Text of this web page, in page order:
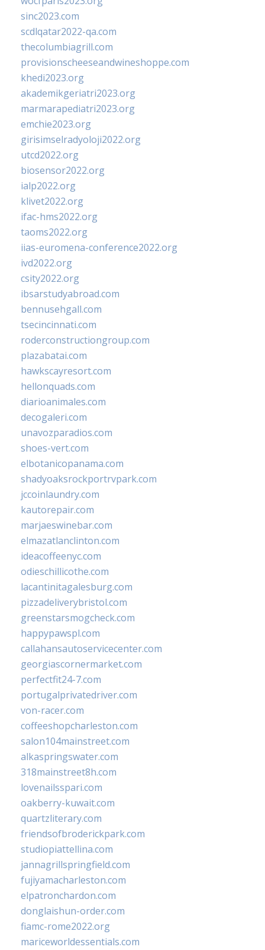
sinc2023.com
scdlqatar2022-qa.com
thecolumbiagrill.com
provisionscheeseandwineshoppe.com
khedi2023.org
akademikgeriatri2023.org
marmarapediatri2023.org
emchie2023.org
girisimselradyoloji2022.org
utcd2022.org
biosensor2022.org
ialp2022.org
klivet2022.org
ifac-hms2022.org
taoms2022.org
iias-euromena-conference2022.org
ivd2022.org
csity2022.org
ibsarstudyabroad.com
bennusehgall.com
tsecincinnati.com
roderconstructiongroup.com
plazabatai.com
hawkscayresort.com
hellonquads.com
diarioanimales.com
decogaleri.com
unavozparadios.com
shoes-vert.com
elbotanicopanama.com
shadyoaksrockportrvpark.com
jccoinlaundry.com
kautorepair.com
marjaeswinebar.com
elmazatlanclinton.com
ideacoffeenyc.com
odieschillicothe.com
lacantinitagalesburg.com
pizzadeliverybristol.com
greenstarsmogcheck.com
happypawspl.com
callahansautoservicecenter.com
georgiascornermarket.com
perfectfit24-7.com
portugalprivatedriver.com
von-racer.com
coffeeshopcharleston.com
salon104mainstreet.com
alkaspringswater.com
318mainstreet8h.com
lovenailsspari.com
oakberry-kuwait.com
quartzliterary.com
friendsofbroderickpark.com
studiopiattellina.com
jannagrillspringfield.com
fujiyamacharleston.com
elpatronchardon.com
donglaishun-order.com
fiamc-rome2022.org
mariceworldessentials.com